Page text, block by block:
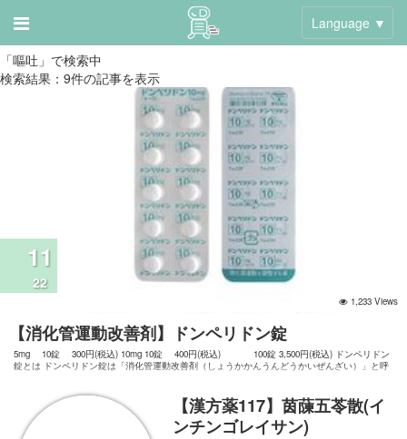
Language ▼
「嘔吐」で検索中
検索結果：9件の記事を表示
11
22
1,233 Views
【消化管運動改善剤】ドンペリドン錠
5mg 10錠 300円(税込) 10mg 10錠 400円(税込) 100錠 3,500円(税込) ドンペリドン
錠とは ドンペリドン錠は「消化管運動改善剤（しょうかかんうんどうかいぜんざい）」と呼
【漢方薬117】茵蔯五苓散(イ
ンチンゴレイサン)